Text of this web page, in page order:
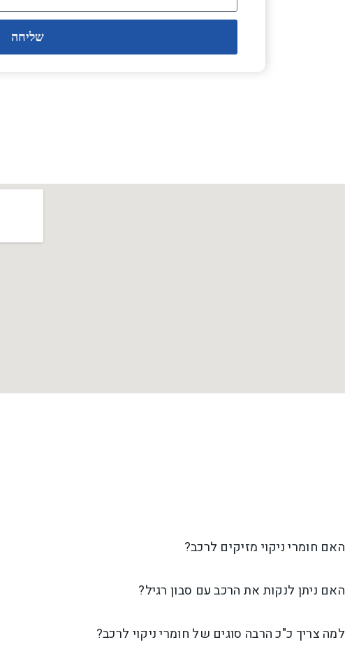
שליחה
האם חומרי ניקוי מזיקים לרכב?
האם ניתן לנקות את הרכב עם סבון רגיל?
למה צריך כ"כ הרבה סוגים של חומרי ניקוי לרכב?